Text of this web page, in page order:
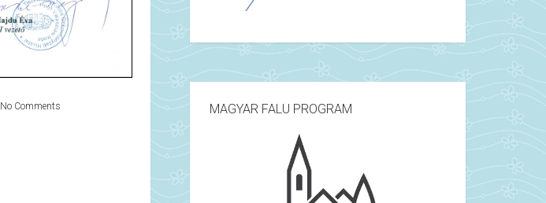
No Comments MAGYAR FALU PROGRAM